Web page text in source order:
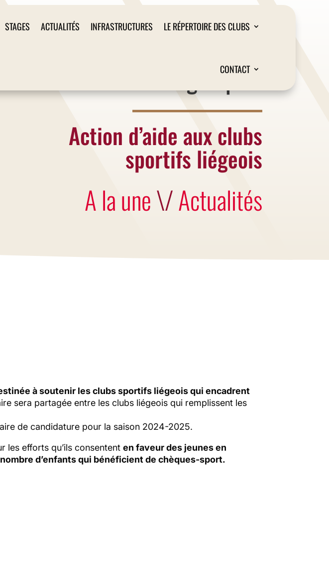
STAGES ACTUALITÉS INFRASTRUCTURES LE RÉPERTOIRE DES CLUBS
CONTACT
Liège Sport
Action d’aide aux clubs
sportifs liégeois
A la une\/Actualités
2025
à soutenir les clubs sportifs liégeois qui encadrent
sera partagée entre les clubs liégeois qui remplissent les
de candidature pour la saison 2024-2025.
les efforts qu’ils consententen faveur des jeunes en
d’enfants qui bénéficient de chèques-sport.